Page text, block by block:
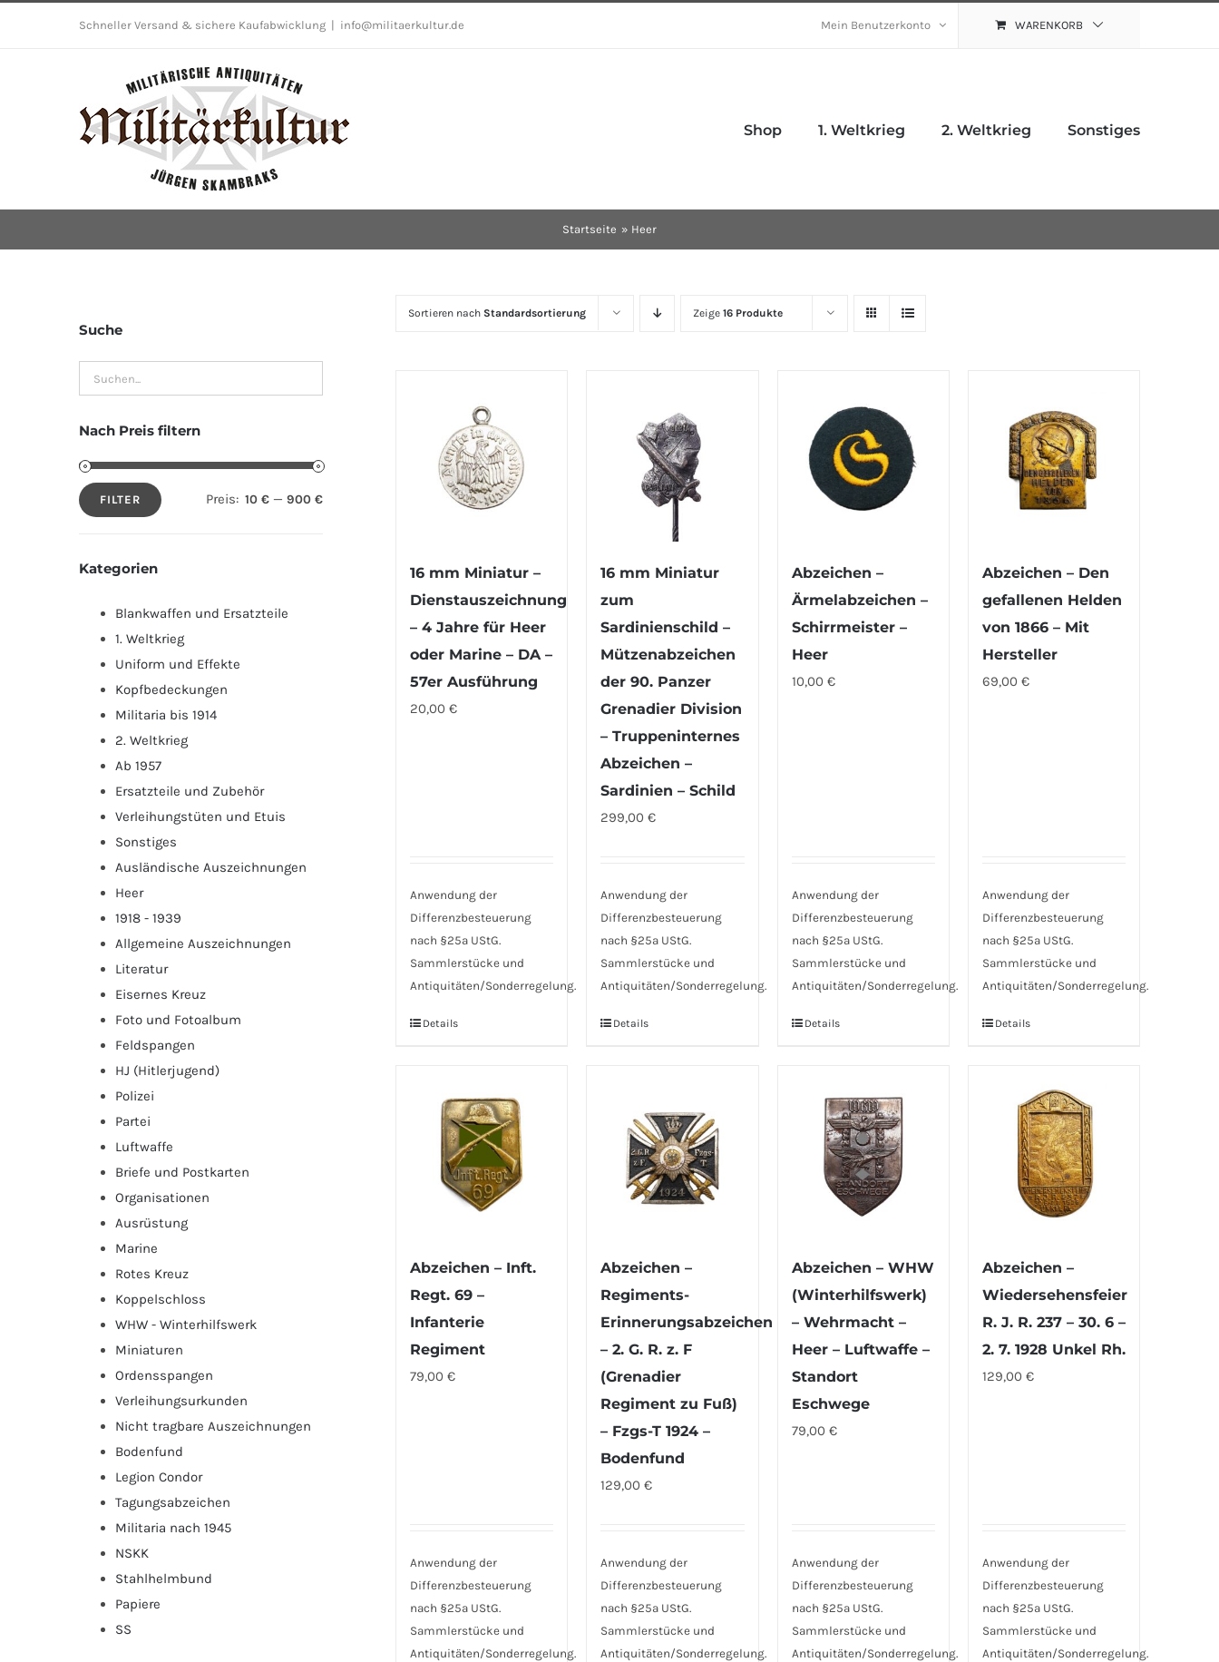
Schneller Versand & sichere Kaufabwicklung info@militaerkultur.de Mein Benutzerkonto WARENKORB
Shop 1. Weltkrieg 2. Weltkrieg Sonstiges
Startseite Heer
Sortieren nach Standardsortierung Zeige16 Produkte
16 mm Miniatur –
Dienstauszeichnung
– 4 Jahre für Heer
oder Marine – DA –
57er Ausführung
20,00€
Anwendung der
Differenzbesteuerung
nach §25a UStG.
Sammlerstücke und
Antiquitäten/Sonderregelung.
Details
16 mm Miniatur
zum
Sardinienschild –
Mützenabzeichen
der 90. Panzer
Grenadier Division
– Truppeninternes
Abzeichen –
Sardinien – Schild
299,00€
Anwendung der
Differenzbesteuerung
nach §25a UStG.
Sammlerstücke und
Antiquitäten/Sonderregelung.
Details
Abzeichen –
Ärmelabzeichen –
Schirrmeister –
Heer
10,00 €
Anwendung der
Differenzbesteuerung
nach §25a UStG.
Sammlerstücke und
Antiquitäten/Sonderregelung.
Details
Abzeichen – Den
gefallenen Helden
von 1866 – Mit
Hersteller
69,00 €
Anwendung der
Differenzbesteuerung
nach §25a UStG.
Sammlerstücke und
Antiquitäten/Sonderregelung.
Details
Abzeichen – Inft.
Regt. 69 –
Infanterie
Regiment
79,00€
Anwendung der
Differenzbesteuerung
nach §25a UStG.
Sammlerstücke und
Antiquitäten/Sonderregelung.
Abzeichen –
Regiments-
Erinnerungsabzeichen
– 2. G. R. z. F
(Grenadier
Regiment zu Fuß)
– Fzgs-T 1924 –
Bodenfund
129,00€
Anwendung der
Differenzbesteuerung
nach §25a UStG.
Sammlerstücke und
Antiquitäten/Sonderregelung.
Abzeichen – WHW
(Winterhilfswerk)
– Wehrmacht –
Heer – Luftwaffe –
Standort
Eschwege
79,00 €
Anwendung der
Differenzbesteuerung
nach §25a UStG.
Sammlerstücke und
Antiquitäten/Sonderregelung.
Abzeichen –
Wiedersehensfeier
R. J. R. 237 – 30. 6 –
2. 7. 1928 Unkel Rh.
129,00 €
Anwendung der
Differenzbesteuerung
nach §25a UStG.
Sammlerstücke und
Antiquitäten/Sonderregelung.
Suche
Nach Preis filtern
Min.
Max.
FILTER Preis: 10 € —900 €
Kategorien
Blankwaffen und Ersatzteile
1. Weltkrieg
Uniform und Effekte
Kopfbedeckungen
Militaria bis 1914
2. Weltkrieg
Ab 1957
Ersatzteile und Zubehör
Verleihungstüten und Etuis
Sonstiges
Ausländische Auszeichnungen
Heer
1918 - 1939
Allgemeine Auszeichnungen
Literatur
Eisernes Kreuz
Foto und Fotoalbum
Feldspangen
HJ (Hitlerjugend)
Polizei
Partei
Luftwaffe
Briefe und Postkarten
Organisationen
Ausrüstung
Marine
Rotes Kreuz
Koppelschloss
WHW - Winterhilfswerk
Miniaturen
Ordensspangen
Verleihungsurkunden
Nicht tragbare Auszeichnungen
Bodenfund
Legion Condor
Tagungsabzeichen
Militaria nach 1945
NSKK
Stahlhelmbund
Papiere
SS